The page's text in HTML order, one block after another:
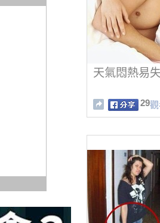
天氣悶熱易
29